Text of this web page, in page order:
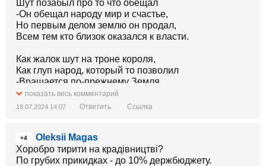
Шут позабыл про то что обещал
-Он обещал народу мир и счастье,
Но первым делом землю он продал,
Всем тем кто близок оказался к власти.
Как жалок шут на троне короля,
Как глуп народ, который то позволил
-Вращается по-прежнему Земля
Ну а народ - народ наш шут уволил..."
"Как жалок шут, на троне короля,
Роберт Бенс, шотландский поэт XVIII века
показать весь комментарий
18.07.2024 14:07 Ответить Ссылка
+4
Oleksii Magas
Хоробро тирити на крадівництві?
По грубих прикидках - до 10% держбюджету.